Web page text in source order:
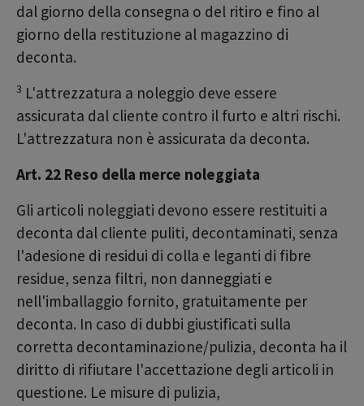
dal giorno della consegna o del ritiro e fino al
giorno della restituzione al magazzino di
deconta.
3 L'attrezzatura a noleggio deve essere
assicurata dal cliente contro il furto e altri rischi.
L'attrezzatura non è assicurata da deconta.
Art. 22 Reso della merce noleggiata
Gli articoli noleggiati devono essere restituiti a
deconta dal cliente puliti, decontaminati, senza
l'adesione di residui di colla e leganti di fibre
residue, senza filtri, non danneggiati e
nell'imballaggio fornito, gratuitamente per
deconta. In caso di dubbi giustificati sulla
corretta decontaminazione/pulizia, deconta ha il
diritto di rifiutare l'accettazione degli articoli in
questione. Le misure di pulizia,